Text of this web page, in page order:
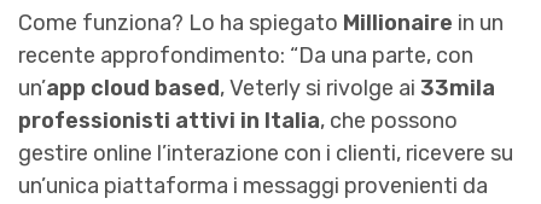
Come funziona? Lo ha spiegato Millionaire in un
recente approfondimento: “Da una parte, con
un’app cloud based, Veterly si rivolge ai 33mila
professionisti attivi in Italia, che possono
gestire online l’interazione con i clienti, ricevere su
un’unica piattaforma i messaggi provenienti da